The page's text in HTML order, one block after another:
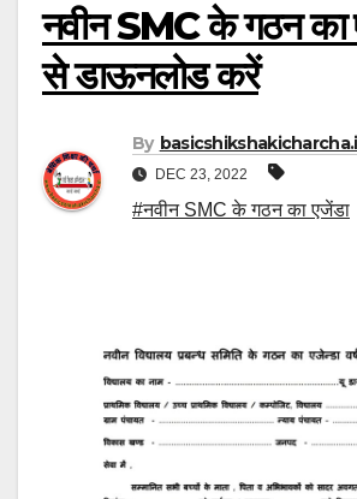
नवीन SMC के गठन का
से डाऊनलोड करें
By
DEC 23, 2022
#नवीन SMC के गठन का एजेंडा